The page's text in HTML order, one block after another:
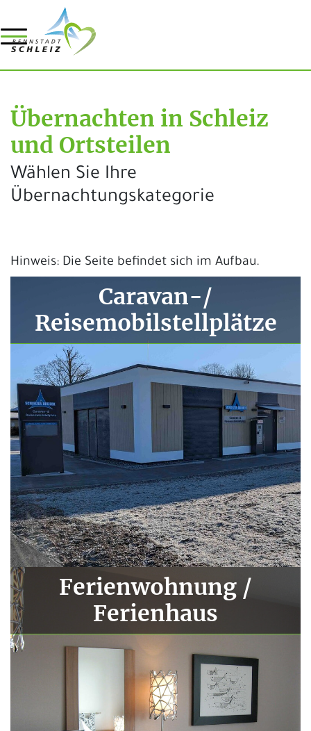
Übernachten in Schleiz
und Ortsteilen
Wählen Sie Ihre
Übernachtungskategorie
Hinweis: Die Seite befindet sich im Aufbau.
Caravan-/
Reisemobilstellplätze
Ferienwohnung /
Ferienhaus